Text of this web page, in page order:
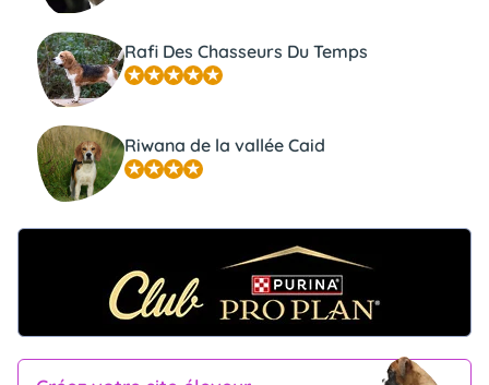
Rafi Des Chasseurs Du Temps
Riwana de la vallée Caid